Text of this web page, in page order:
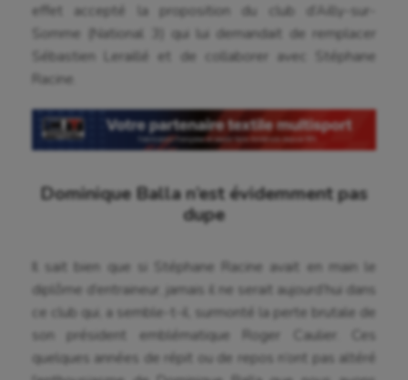
effet accepté la proposition du club d’Ailly-sur-
Somme (National 3) qui lui demandait de remplacer
Sébastien Leraillé et de collaborer avec Stéphane
Racine.
Dominique Balla n’est évidemment pas
dupe
Il sait bien que si Stéphane Racine avait en main le
diplôme d’entraineur, jamais il ne serait aujourd’hui dans
ce club qui, a semble-t-il, surmonté la perte brutale de
son président emblématique Roger Caulier. Ces
quelques années de répit ou de repos n’ont pas altéré